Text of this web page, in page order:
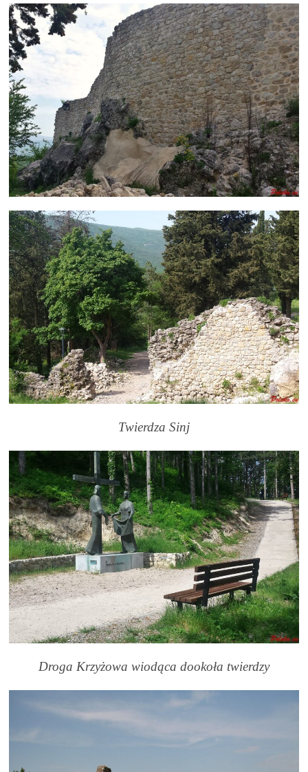
Twierdza Sinj
Droga Krzyżowa wiodąca dookoła twierdzy